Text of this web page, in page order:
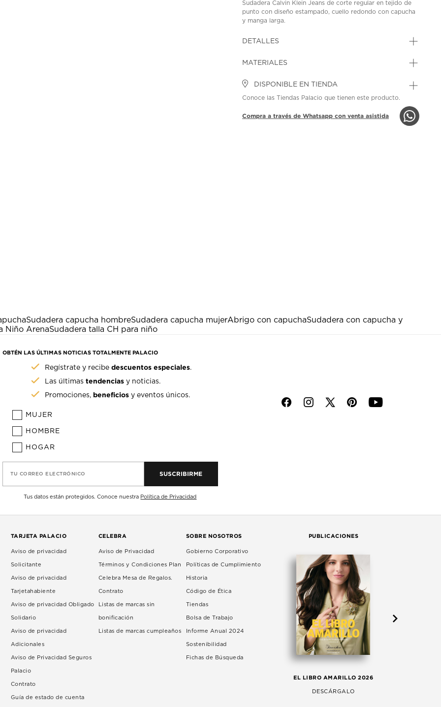
Sudadera Calvin Klein Jeans de corte regular en tejido de
punto con diseño estampado, cuello redondo con capucha
y manga larga.
DETALLES
MATERIALES
DISPONIBLE EN TIENDA
Conoce las Tiendas Palacio que tienen este producto.
Compra a través de Whatsapp con venta asistida
Sudadera capucha hombreSudadera capucha mujerAbrigo con capuchaSudadera con capucha y
Niño ArenaSudadera talla CH para niño
OBTÉN LAS ÚLTIMAS NOTICIAS TOTALMENTE PALACIO
Regístrate y recibedescuentos especiales.
Las últimastendencias y noticias.
Promociones, beneficios y eventos únicos.
MUJER
HOMBRE
HOGAR
TU CORREO ELECTRÓNICO SUSCRIBIRME
Tus datos están protegidos. Conoce nuestra Política de Privacidad
f i p y
TARJETA PALACIO
Aviso de privacidad
Solicitante
Aviso de privacidad
Tarjetahabiente
Aviso de privacidad Obligado
Solidario
Aviso de privacidad
Adicionales
Aviso de Privacidad Seguros
Palacio
Contrato
Guía de estado de cuenta
CELEBRA
Aviso de Privacidad
Términos y Condiciones Plan
Celebra Mesa de Regalos.
Contrato
Listas de marcas sin
bonificación
Listas de marcas cumpleaños
SOBRE NOSOTROS
Gobierno Corporativo
Políticas de Cumplimiento
Historia
Código de Ética
Tiendas
Bolsa de Trabajo
Informe Anual 2024
Sostenibilidad
Fichas de Búsqueda
PUBLICACIONES
EL LIBRO AMARILLO 2026
DESCÁRGALO